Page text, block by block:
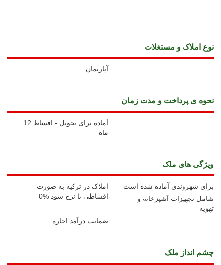
نوع املاک و مستغلات
آپارتمان
نحوه ی پرداخت و مدت زمان
آماده برای تحویل - اقساط 12
ماه
ويژگی های ملک
املاک در ترکیه به صورت
اقساطی با نرخ سود %0
برای شهروندی آماده شده است
شامل تجهیزات آشپزخانه و
تهویه
ضمانت درآمد اجاره
چشم انداز ملک